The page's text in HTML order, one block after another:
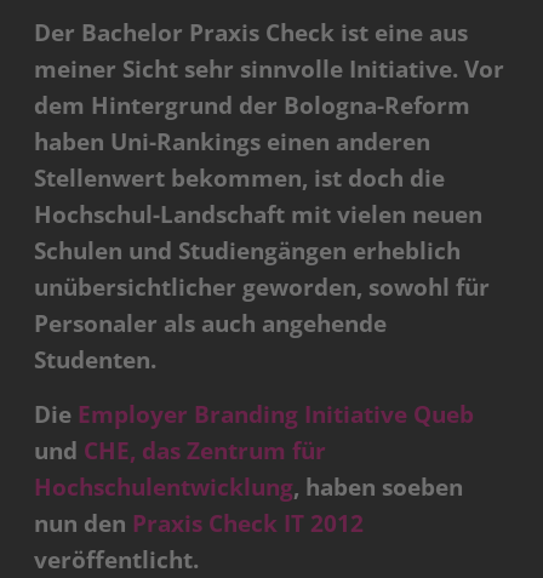
Der Bachelor Praxis Check ist eine aus
meiner Sicht sehr sinnvolle Initiative. Vor
dem Hintergrund der Bologna-Reform
haben Uni-Rankings einen anderen
Stellenwert bekommen, ist doch die
Hochschul-Landschaft mit vielen neuen
Schulen und Studiengängen erheblich
unübersichtlicher geworden, sowohl für
Personaler als auch angehende
Studenten.
Die Employer Branding Initiative Queb
und CHE, das Zentrum für
Hochschulentwicklung, haben soeben
nun den Praxis Check IT 2012
veröffentlicht.